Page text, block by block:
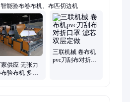
能验布卷布机、布匹切边机
家供应 无张力
验布机 多功
三联机械 卷布机
pvc刀刮布对折口